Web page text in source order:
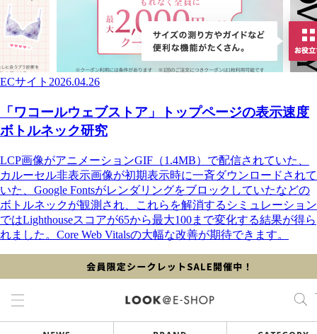
ECサイト 2026.04.26
「ワコールウェブストア」トップページの表示速度
ボトルネック研究
LCP画像がアニメーションGIF（1.4MB）で配信されていた、
カルーセル非表示画像が初期表示時に一斉ダウンロードされて
いた、Google Fontsがレンダリングをブロックしていたなどの
ボトルネックが観測され、これらを解消するシミュレーション
ではLighthouseスコアが65から最大100まで変化する結果が得ら
れました。Core Web Vitalsの大幅な改善が期待できます。